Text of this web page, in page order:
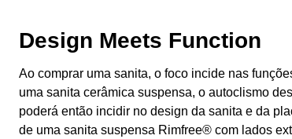
Design Meets Function
Ao comprar uma sanita, o foco incide nas
uma sanita cerâmica suspensa, o autoclismo
poderá então incidir no design da sanita e da
de uma sanita suspensa Rimfree® com lados